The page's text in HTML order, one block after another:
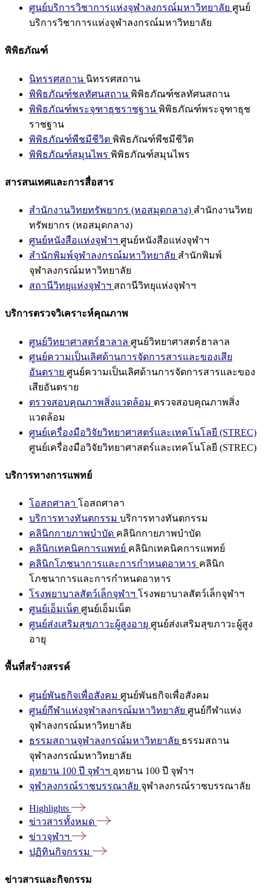
ศูนย์บริการวิชาการแห่งจุฬาลงกรณ์มหาวิทยาลัย ศูนย์
บริการวิชาการแห่งจุฬาลงกรณ์มหาวิทยาลัย
พิพิธภัณฑ์
นิทรรศสถาน นิทรรศสถาน
พิพิธภัณฑ์ชลทัศนสถาน พิพิธภัณฑ์ชลทัศนสถาน
พิพิธภัณฑ์พระจุฑาธุชราชฐาน พิพิธภัณฑ์พระจุฑาธุช
ราชฐาน
พิพิธภัณฑ์พืชมีชีวิต พิพิธภัณฑ์พืชมีชีวิต
พิพิธภัณฑ์สมุนไพร พิพิธภัณฑ์สมุนไพร
สารสนเทศและการสื่อสาร
สำนักงานวิทยทรัพยากร (หอสมุดกลาง) สำนักงานวิทย
ทรัพยากร (หอสมุดกลาง)
ศูนย์หนังสือแห่งจุฬาฯ ศูนย์หนังสือแห่งจุฬาฯ
สำนักพิมพ์จุฬาลงกรณ์มหาวิทยาลัย สำนักพิมพ์
จุฬาลงกรณ์มหาวิทยาลัย
สถานีวิทยุแห่งจุฬาฯ สถานีวิทยุแห่งจุฬาฯ
บริการตรวจวิเคราะห์คุณภาพ
ศูนย์วิทยาศาสตร์ฮาลาล ศูนย์วิทยาศาสตร์ฮาลาล
ศูนย์ความเป็นเลิศด้านการจัดการสารและของเสีย
อันตราย ศูนย์ความเป็นเลิศด้านการจัดการสารและของ
เสียอันตราย
ตรวจสอบคุณภาพสิ่งแวดล้อม ตรวจสอบคุณภาพสิ่ง
แวดล้อม
ศูนย์เครื่องมือวิจัยวิทยาศาสตร์และเทคโนโลยี (STREC)
ศูนย์เครื่องมือวิจัยวิทยาศาสตร์และเทคโนโลยี (STREC)
บริการทางการแพทย์
โอสถศาลา โอสถศาลา
บริการทางทันตกรรม บริการทางทันตกรรม
คลินิกกายภาพบำบัด คลินิกกายภาพบำบัด
คลินิกเทคนิคการแพทย์ คลินิกเทคนิคการแพทย์
คลินิกโภชนาการและการกำหนดอาหาร คลินิก
โภชนาการและการกำหนดอาหาร
โรงพยาบาลสัตว์เล็กจุฬาฯ โรงพยาบาลสัตว์เล็กจุฬาฯ
ศูนย์เอ็มเน็ต ศูนย์เอ็มเน็ต
ศูนย์ส่งเสริมสุขภาวะผู้สูงอายุ ศูนย์ส่งเสริมสุขภาวะผู้สูง
อายุ
พื้นที่สร้างสรรค์
ศูนย์พันธกิจเพื่อสังคม ศูนย์พันธกิจเพื่อสังคม
ศูนย์กีฬาแห่งจุฬาลงกรณ์มหาวิทยาลัย ศูนย์กีฬาแห่ง
จุฬาลงกรณ์มหาวิทยาลัย
ธรรมสถานจุฬาลงกรณ์มหาวิทยาลัย ธรรมสถาน
จุฬาลงกรณ์มหาวิทยาลัย
อุทยาน 100 ปี จุฬาฯ อุทยาน 100 ปี จุฬาฯ
จุฬาลงกรณ์ราชบรรณาลัย จุฬาลงกรณ์ราชบรรณาลัย
Highlights
ข่าวสารทั้งหมด
ข่าวจุฬาฯ
ปฏิทินกิจกรรม
ข่าวสารและกิจกรรม